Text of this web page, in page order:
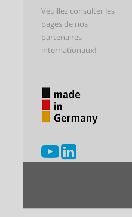
Veuillez consulter les
pages de nos
partenaires
internationaux!